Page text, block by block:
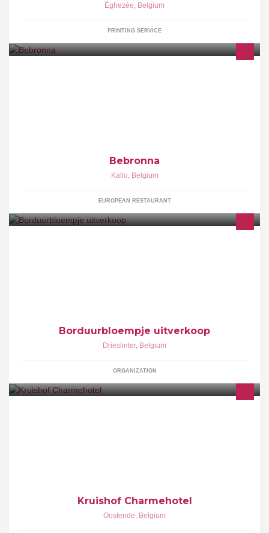
Éghezée, Belgium
PRINTING SERVICE
Bebronna
Kallo, Belgium
EUROPEAN RESTAURANT
Borduurbloempje uitverkoop
Drieslinter, Belgium
ORGANIZATION
Kruishof Charmehotel
Oostende, Belgium